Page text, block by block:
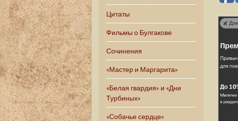
Цитаты
Фильмы о Булгакове
Сочинения
«Мастер и Маргарита»
«Белая гвардия» и «Дни
Турбиных»
«Собачье сердце»